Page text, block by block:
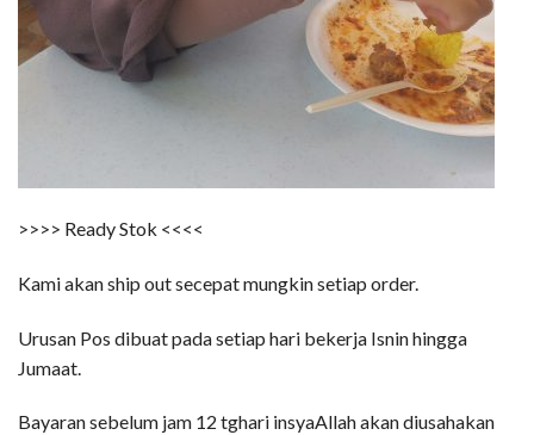
>>>> Ready Stok <<<<
Kami akan ship out secepat mungkin setiap order.
Urusan Pos dibuat pada setiap hari bekerja Isnin hingga
Jumaat.
Bayaran sebelum jam 12 tghari insyaAllah akan diusahakan